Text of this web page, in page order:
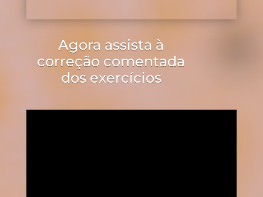
Agora assista à
correção comentada
dos exercícios